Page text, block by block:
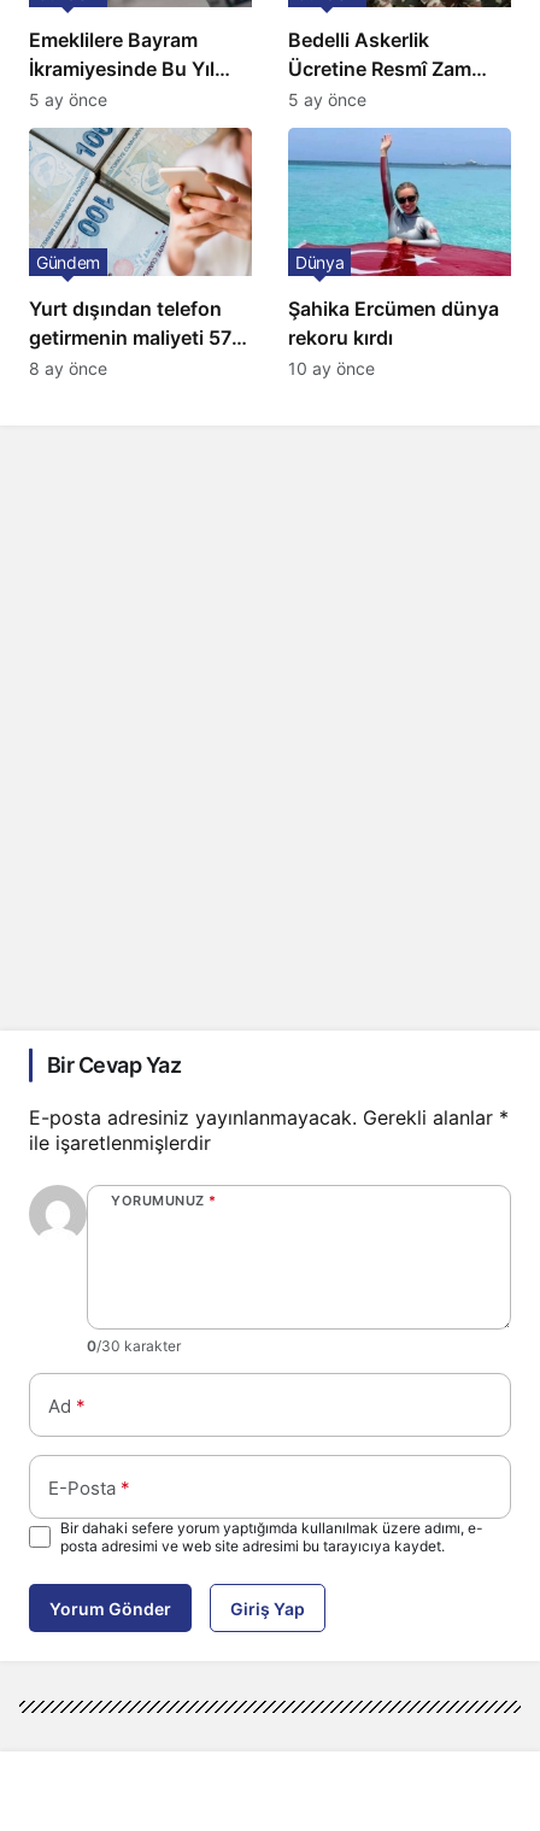
Emeklilere Bayram
İkramiyesinde Bu Yıl
Artış Gelmeyecek
5 ay önce
Bedelli Askerlik
Ücretine Resmî Zam
Geliyor
5 ay önce
Yurt dışından telefon
getirmenin maliyeti 57
bin lira oldu
Gündem
8 ay önce
Şahika Ercümen dünya
rekoru kırdı
Dünya
10 ay önce
Bir Cevap Yaz
E-posta adresiniz yayınlanmayacak. Gerekli alanlar *
ile işaretlenmişlerdir
YORUMUNUZ *
0/30 karakter
Ad *
E-Posta *
Bir dahaki sefere yorum yaptığımda kullanılmak üzere adımı, e-
posta adresimi ve web site adresimi bu tarayıcıya kaydet.
Yorum Gönder Giriş Yap